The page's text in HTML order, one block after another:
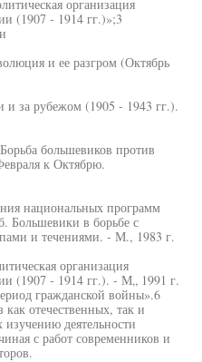
организация
(1907 - 1914 гг.)»;3
и ее разгром (Октябрь
за рубежом (1905 - 1943 гг.).
большевиков против
к Октябрю.
национальных программ
Большевики в борьбе с
и течениями. - М., 1983 г.
организация
(1907 - 1914 гг.). - М„ 1991 г.
гражданской войны».6
отечественных, так и
деятельности
с работ современников и